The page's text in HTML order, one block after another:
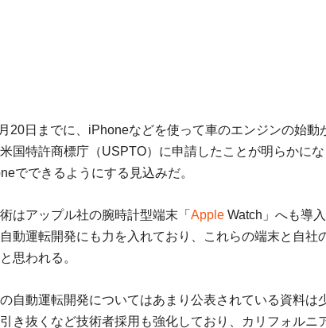
20日までに、iPhoneなどを使って車のエンジンの始動
国特許商標庁（USPTO）に申請したことが明らかに
でできるようにする見込みだ。
はアップル社の腕時計型端末「 Apple Watch」へも導
動運転開発にも力を入れており、これらの端末と自社
思われる。
自動運転開発についてはあまり公表されている資料は
き抜くなど技術者採用も強化しており、カリフォルニ